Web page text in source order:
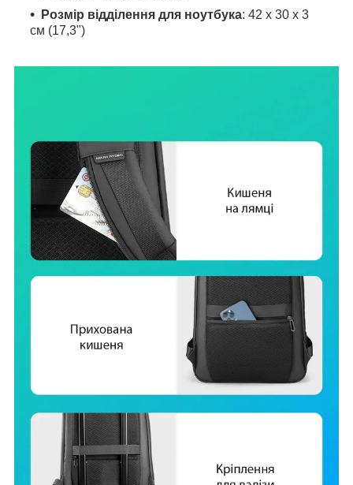
Розмір відділення для ноутбука: 42 x 30 x 3
см (17,3")